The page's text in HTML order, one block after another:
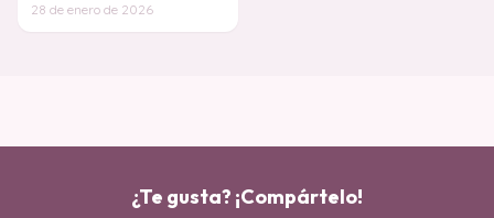
básicas. ¡Es el
28 de enero de 2026
¿Te gusta? ¡Compártelo!